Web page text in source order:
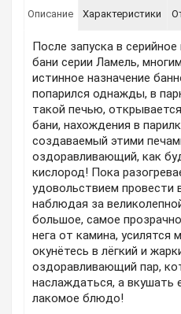
Описание Характеристики
После запуска в
бани серии Ламель,
истинное назначение
попарился однажды, в
такой печью,
бани, нахождения в
создаваемый этими
оздоравливающий, как
кислород! Пока
удовольствием провести
наблюдая за
большое, самое
нега от камина, усилятся
окунётесь в лёгкий и
оздоравливающий пар,
наслаждаться, а вкушать
лакомое блюдо!